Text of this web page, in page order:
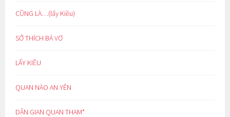
CŨNG LÀ…(lẩy Kiều)
SỞ THÍCH BÁ VƠ
LẨY KIỀU
QUAN NÀO AN YÊN
DÂN GIAN QUAN THAM*